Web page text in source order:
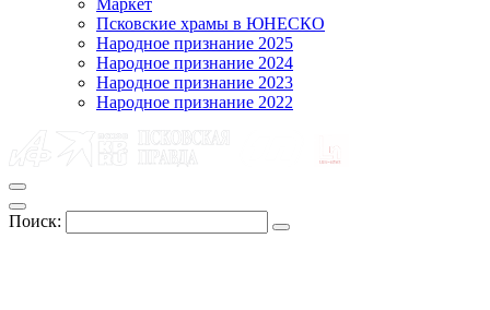
Маркет
Псковские храмы в ЮНЕСКО
Народное признание 2025
Народное признание 2024
Народное признание 2023
Народное признание 2022
Поиск: